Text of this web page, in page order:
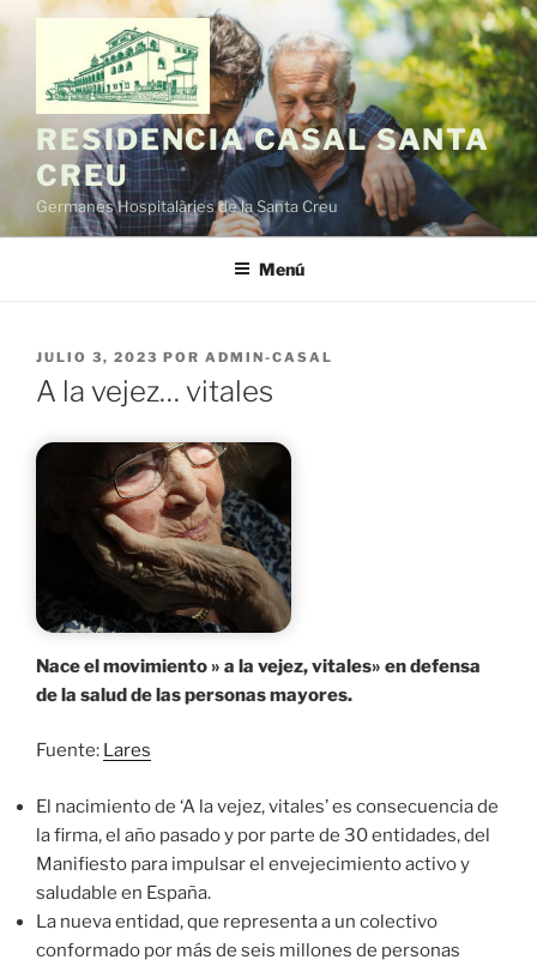
Saltar
contenido
RESIDENCIA CASAL SANTA
CREU
Germanes Hospitalàries de la Santa Creu
Menú
PUBLICADO
EL
JULIO 3, 2023 POR ADMIN-CASAL
A la vejez… vitales
Nace el movimiento » a la vejez, vitales» en defensa
de la salud de las personas mayores.
Fuente: Lares
El nacimiento de ‘A la vejez, vitales’ es consecuencia de
la firma, el año pasado y por parte de 30 entidades, del
Manifiesto para impulsar el envejecimiento activo y
saludable en España.
La nueva entidad, que representa a un colectivo
conformado por más de seis millones de personas